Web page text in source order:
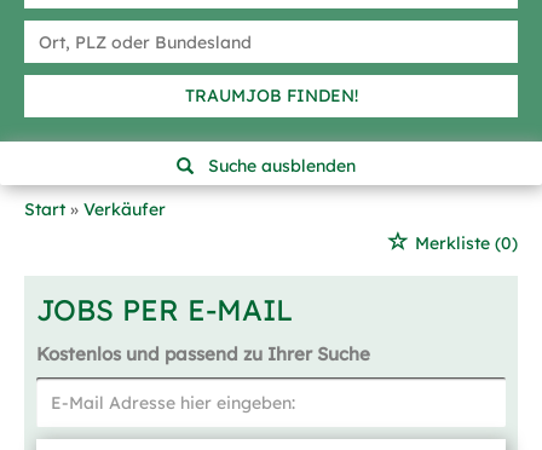
TRAUMJOB FINDEN!
Suche ausblenden
Start
Verkäufer
Merkliste (0)
JOBS PER E-MAIL
Kostenlos und passend zu Ihrer Suche